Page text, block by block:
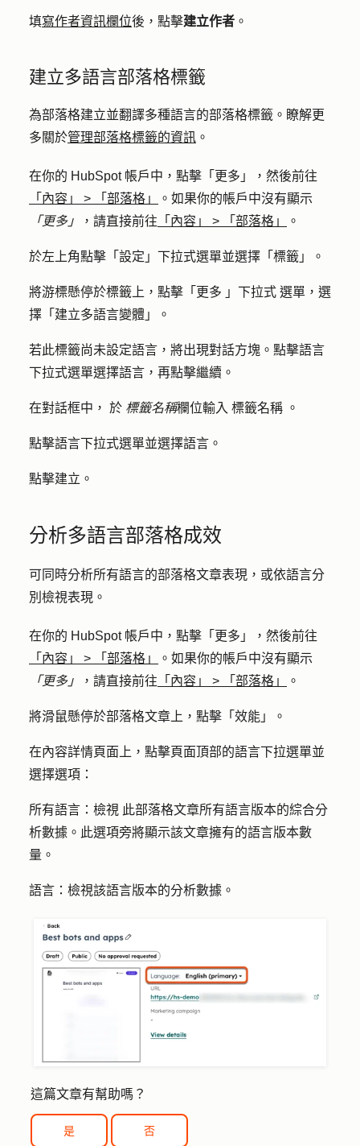
填寫作者資訊欄位後，點擊建立作者 。
建立多語言部落格標籤
為部落格建立並翻譯多種語言的部落格標籤。瞭解更
多關於管理部落格標籤的資訊 。
在你的 HubSpot 帳戶中，點擊 「更多」
，然後前往
「內容」
> 「部落格」
。如果你的帳戶中沒有顯示
「更多」
，請直接前往 「內容」 > 「部落格」 。
於左上角點擊「 設定 」 下拉式選單並選擇「 標籤」 。
將游標懸停於標籤上，點擊「 更多 」 下拉式 選單，選
擇「 建立多語言變體 」。
若此標籤尚未設定語言，將出現對話方塊。 點擊語言
下拉式選單選擇語言 ，再點擊繼續 。
在對話框中， 於 標籤名稱欄位輸入 標籤名稱 。
點擊語言下拉式選單並選擇語言 。
點擊建立 。
分析多語言部落格成效
可同時分析所有語言的部落格文章表現，或依語言分
別檢視表現。
在你的 HubSpot 帳戶中，點擊 「更多」
，然後前往
「內容」
> 「部落格」
。如果你的帳戶中沒有顯示
「更多」
，請直接前往 「內容」 > 「部落格」 。
將滑鼠懸停於部落格文章上，點擊「 效能」 。
在內容詳情頁面上，點擊頁面頂部的語言下拉選單並
選擇選項 ：
所有語言：檢視 此部落格文章所有語言版本的綜合分
析數據。此選項旁將顯示該文章擁有的語言版本數
量。
語言： 檢視該語言版本的分析數據。
這篇文章有幫助嗎？
是 否